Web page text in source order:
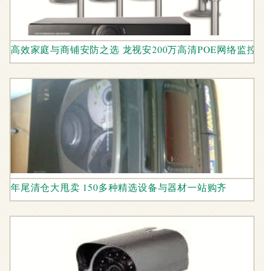
高效家庭与商铺安防之选 龙视安200万高清POE网络监控
年尾清仓大甩卖 150多种精选设备与器材一站购齐